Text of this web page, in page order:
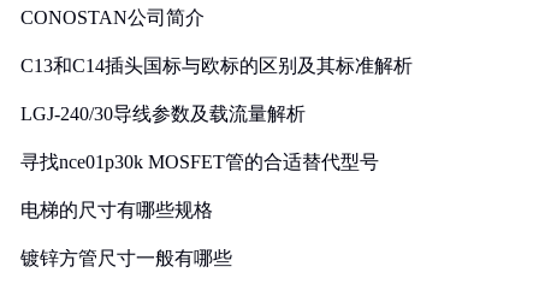
CONOSTAN公司简介
C13和C14插头国标与欧标的区别及其标准解析
LGJ-240/30导线参数及载流量解析
寻找nce01p30k MOSFET管的合适替代型号
电梯的尺寸有哪些规格
镀锌方管尺寸一般有哪些